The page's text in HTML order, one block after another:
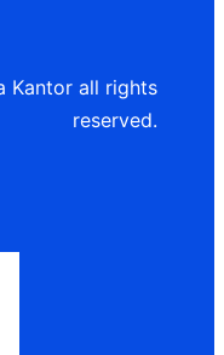
Kantor all rights
reserved.